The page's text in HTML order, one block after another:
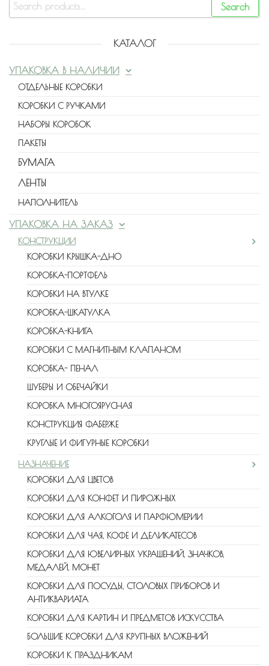
Search
КАТАЛОГ
УПАКОВКА В НАЛИЧИИ
ОТДЕЛЬНЫЕ КОРОБКИ
КОРОБКИ С РУЧКАМИ
НАБОРЫ КОРОБОК
ПАКЕТЫ
БУМАГА
ЛЕНТЫ
НАПОЛНИТЕЛЬ
УПАКОВКА НА ЗАКАЗ
КОНСТРУКЦИИ
КОРОБКИ КРЫШКА-ДНО
КОРОБКА-ПОРТФЕЛЬ
КОРОБКИ НА ВТУЛКЕ
КОРОБКА-ШКАТУЛКА
КОРОБКА-КНИГА
КОРОБКИ С МАГНИТНЫМ КЛАПАНОМ
КОРОБКА- ПЕНАЛ
ШУБЕРЫ И ОБЕЧАЙКИ
КОРОБКА МНОГОЯРУСНАЯ
КОНСТРУКЦИЯ ФАБЕРЖЕ
КРУГЛЫЕ И ФИГУРНЫЕ КОРОБКИ
НАЗНАЧЕНИЕ
КОРОБКИ ДЛЯ ЦВЕТОВ
КОРОБКИ ДЛЯ КОНФЕТ И ПИРОЖНЫХ
КОРОБКИ ДЛЯ АЛКОГОЛЯ И ПАРФЮМЕРИИ
КОРОБКИ ДЛЯ ЧАЯ, КОФЕ И ДЕЛИКАТЕСОВ
КОРОБКИ ДЛЯ ЮВЕЛИРНЫХ УКРАШЕНИЙ, ЗНАЧКОВ,
МЕДАЛЕЙ, МОНЕТ
КОРОБКИ ДЛЯ ПОСУДЫ, СТОЛОВЫХ ПРИБОРОВ И
АНТИКВАРИАТА
КОРОБКИ ДЛЯ КАРТИН И ПРЕДМЕТОВ ИСКУССТВА
БОЛЬШИЕ КОРОБКИ ДЛЯ КРУПНЫХ ВЛОЖЕНИЙ
КОРОБКИ К ПРАЗДНИКАМ